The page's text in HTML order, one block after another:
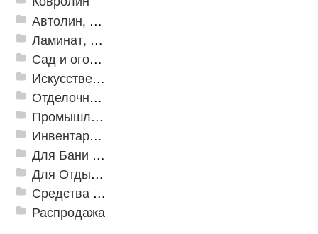
Автолин, Транслин, Линолеум
Ламинат, Кварцвиниловая плитка SPC
Сад и огород
Искусственная трава
Отделочные профили
Промышленный текстиль
Инвентарь для клининга
Для Бани и Сауны
Для Отдыха и Пикника
Средства от насекомых и садовых вредителей
Распродажа